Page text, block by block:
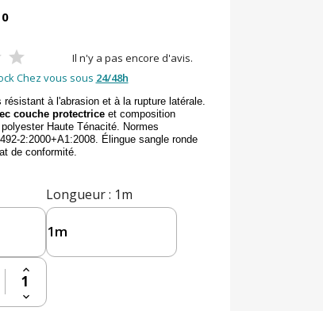
Il n'y a pas encore d'avis.
Chez vous sous 24/48h
résistant à l'abrasion et à la rupture latérale.
couche protectriceet composition
Haute Ténacité. Normes
2:2000+A1:2008. Élingue sangle ronde
de conformité.
Longueur: 1m